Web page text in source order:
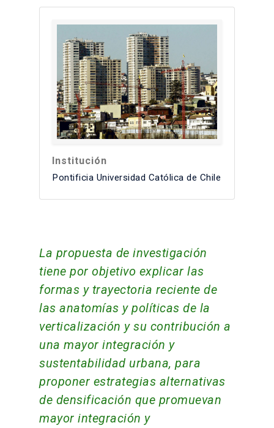
Institución
Pontificia Universidad Católica de Chile
La propuesta de investigación
tiene por objetivo explicar las
formas y trayectoria reciente de
las anatomías y políticas de la
verticalización y su contribución a
una mayor integración y
sustentabilidad urbana, para
proponer estrategias alternativas
de densificación que promuevan
mayor integración y